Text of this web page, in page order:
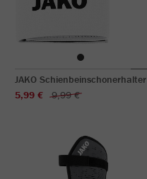
JAKO Schienbeinschonerhalter
5,99 €
9,99 €